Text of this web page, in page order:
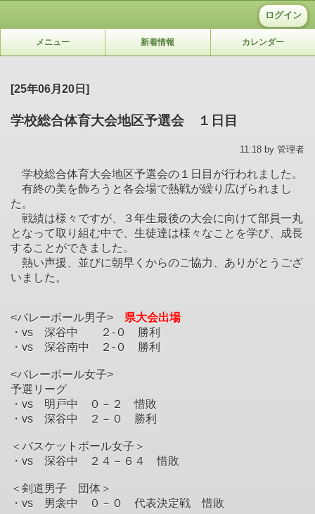
ログイン
メニュー 新着情報 カレンダー
[25年06月20日]
学校総合体育大会地区予選会 １日目
11:18 by 管理者
学校総合体育大会地区予選会の１日目が行われました。
有終の美を飾ろうと各会場で熱戦が繰り広げられまし
た。
戦績は様々ですが、３年生最後の大会に向けて部員一丸
となって取り組む中で、生徒達は様々なことを学び、成長
することができました。
熱い声援、並びに朝早くからのご協力、ありがとうござ
いました。
<バレーボール男子> 県大会出場
・vs 深谷中 ２-０ 勝利
・vs 深谷南中 ２-０ 勝利
<バレーボール女子>
予選リーグ
・vs 明戸中 ０－２ 惜敗
・vs 深谷中 ２－０ 勝利
＜バスケットボール女子＞
・vs 深谷中 ２４－６４ 惜敗
＜剣道男子 団体＞
・vs 男衾中 ０－０ 代表決定戦 惜敗